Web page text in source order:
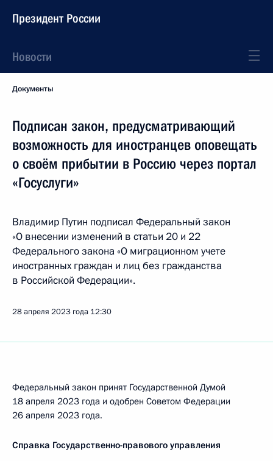
Президент России
Новости
Документы
Подписан закон, предусматривающий
возможность для иностранцев оповещать
о своём прибытии в Россию через портал
«Госуслуги»
Владимир Путин подписал Федеральный закон
«О внесении изменений в статьи 20 и 22
Федерального закона «О миграционном учете
иностранных граждан и лиц без гражданства
в Российской Федерации».
28 апреля 2023 года 12:30
Федеральный закон принят Государственной Думой
18 апреля 2023 года и одобрен Советом Федерации
26 апреля 2023 года.
Справка Государственно-правового управления